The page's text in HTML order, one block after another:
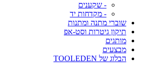
- שקענים
- מקדחות יד
שוברי מתנה ומתנות
תיקון גיטרות וסט-אפ
מותגים
מבצעים
הבלוג של TOOLEDEN